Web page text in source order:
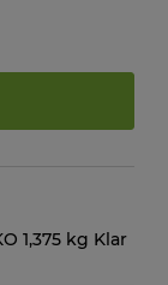
1,375 kg Klar